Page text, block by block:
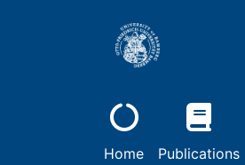
Home Publications